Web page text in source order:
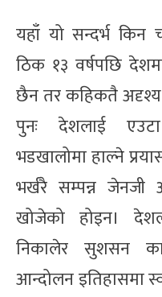
यहाँ यो सन्दर्भ किन
ठिक १३ वर्षपछि
छैन तर कहिकतै अदृश्य
पुनः देशलाई एउटा
भडखालोमा हाल्ने
भर्खरै सम्पन्न जेनजी
खोजेको होइन।
निकालेर सुशसन
आन्दोलन इतिहासमा